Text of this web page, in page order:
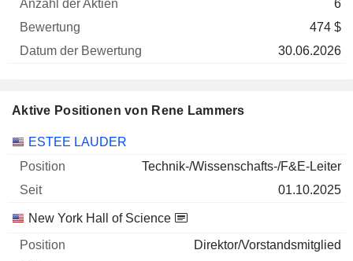
6
474 $
30.06.2026
Aktive Positionen von Rene Lammers
Unternehmen Position
ESTEE LAUDER
Technik-/Wissenschafts-/F&E-Leiter
01.10.2025
New York Hall of Science
Direktor/Vorstandsmitglied